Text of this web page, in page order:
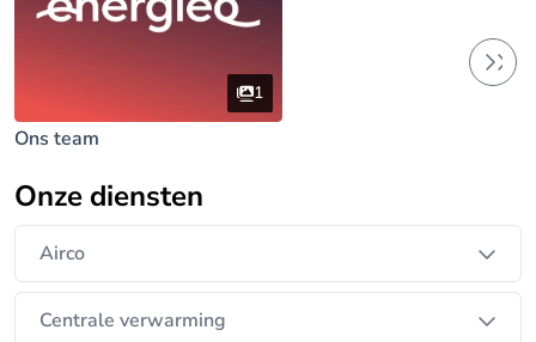
jouw woning of bedrijfsgebouw?
1
Ons team
Onze diensten
Airco
Centrale verwarming